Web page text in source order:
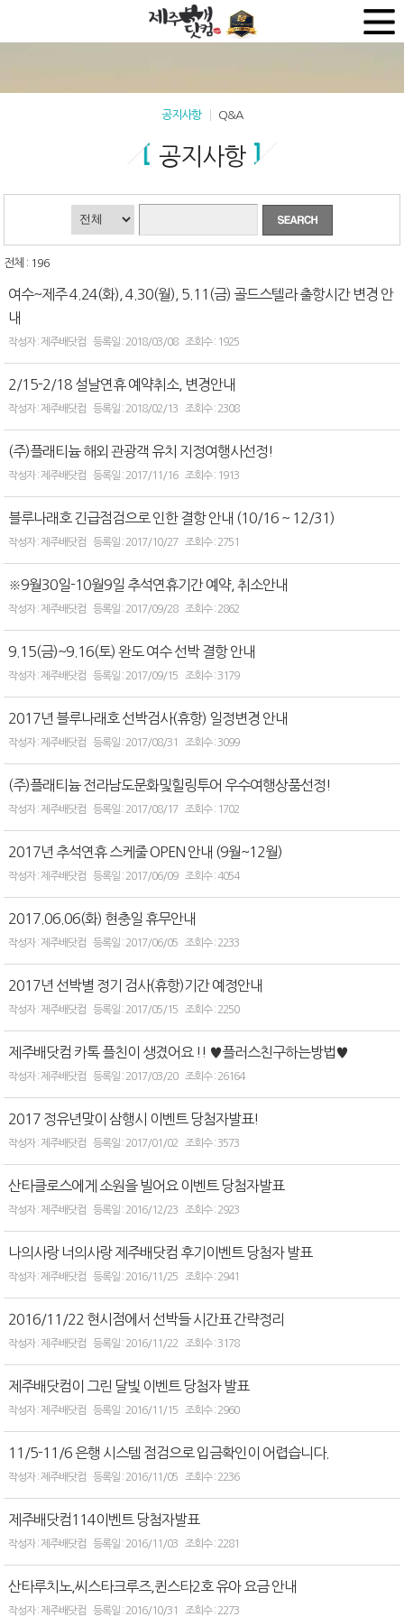
공지사항 Q&A
공지사항
전체 : 196
여수~제주 4.24(화), 4.30(월), 5.11(금) 골드스텔라 출항시간 변경 안
내
제주배닷컴 2018/03/08 1925
2/15-2/18 설날연휴 예약취소, 변경안내
제주배닷컴 2018/02/13 2308
(주)플래티늄 해외 관광객 유치 지정여행사선정!
제주배닷컴 2017/11/16 1913
블루나래호 긴급점검으로 인한 결항 안내 (10/16 ~ 12/31)
제주배닷컴 2017/10/27 2751
※9월30일-10월9일 추석연휴기간 예약, 취소안내
제주배닷컴 2017/09/28 2862
9.15(금)~9.16(토) 완도 여수 선박 결항 안내
제주배닷컴 2017/09/15 3179
2017년 블루나래호 선박검사(휴항) 일정변경 안내
제주배닷컴 2017/08/31 3099
(주)플래티늄 전라남도문화및힐링투어 우수여행상품선정!
제주배닷컴 2017/08/17 1702
2017년 추석연휴 스케줄 OPEN 안내 (9월~12월)
제주배닷컴 2017/06/09 4054
2017.06.06(화) 현충일 휴무안내
제주배닷컴 2017/06/05 2233
2017년 선박별 정기 검사(휴항)기간 예정안내
제주배닷컴 2017/05/15 2250
제주배닷컴 카톡 플친이 생겼어요 !! ♥플러스친구하는방법♥
제주배닷컴 2017/03/20 26164
2017 정유년맞이 삼행시 이벤트 당첨자발표!
제주배닷컴 2017/01/02 3573
산타클로스에게 소원을 빌어요 이벤트 당첨자발표
제주배닷컴 2016/12/23 2923
나의사랑 너의사랑 제주배닷컴 후기이벤트 당첨자 발표
제주배닷컴 2016/11/25 2941
2016/11/22 현시점에서 선박들 시간표 간략정리
제주배닷컴 2016/11/22 3178
제주배닷컴이 그린 달빛 이벤트 당첨자 발표
제주배닷컴 2016/11/15 2960
11/5-11/6 은행 시스템 점검으로 입금확인이 어렵습니다.
제주배닷컴 2016/11/05 2236
제주배닷컴114이벤트 당첨자발표
제주배닷컴 2016/11/03 2281
산타루치노,씨스타크루즈,퀸스타2호 유아 요금 안내
제주배닷컴 2016/10/31 2273